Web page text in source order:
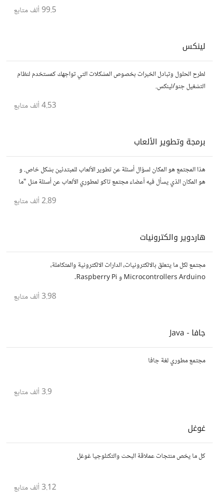
99.5 ألف متابع
لينكس
لطرح الحلول وتبادل الخبرات بخصوص المشكلات التي تواجهك كمستخدم لنظام
التشغيل جنو/لينكس.
4.53 ألف متابع
برمجة وتطوير الألعاب
هذا المجتمع هو المكان لسؤال أسئلة عن تطوير الألعاب للمبتدئين بشكل خاص. و
هو المكان الذي يسأل فيه أعضاء مجتمع تاكو لمطوري الألعاب عن أسئلة مثل "ما
2.89 ألف متابع
هاردوير والكترونيات
مجتمع لكل ما يتعلق بالالكترونيات، الدارات الالكترونية والمتكاملة،
Microcontrollers Arduino و Raspberry Pi.
3.98 ألف متابع
جافا - Java
مجتمع مطوري لغة جافا
3.9 ألف متابع
غوغل
كل ما يخص منتجات عملاقة البحث والتكنلوجيا غوغل
3.12 ألف متابع